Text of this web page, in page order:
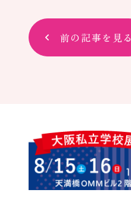
前の記事を見る